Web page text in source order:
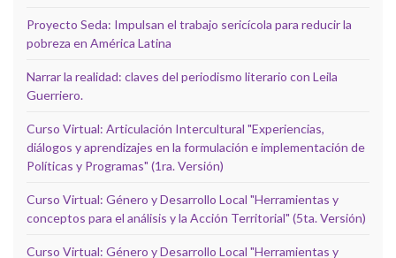
Proyecto Seda: Impulsan el trabajo sericícola para reducir la
pobreza en América Latina
Narrar la realidad: claves del periodismo literario con Leila
Guerriero.
Curso Virtual: Articulación Intercultural "Experiencias,
diálogos y aprendizajes en la formulación e implementación de
Políticas y Programas" (1ra. Versión)
Curso Virtual: Género y Desarrollo Local "Herramientas y
conceptos para el análisis y la Acción Territorial" (5ta. Versión)
Curso Virtual: Género y Desarrollo Local "Herramientas y